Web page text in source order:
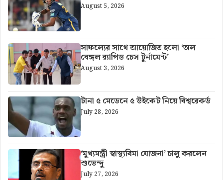
August 5, 2026
সাফল্যের সাথে আয়োজিত হলো ‘অল
বেঙ্গল র‍্যাপিড চেস টুর্নামেন্ট’
August 3, 2026
টানা ৫ মেডেনে ৫ উইকেট নিয়ে বিশ্বরেকর্ড
July 28, 2026
‘মুখ্যমন্ত্রী স্বাস্থ্যবিমা যোজনা’ চালু করলেন
শুভেন্দু
July 27, 2026